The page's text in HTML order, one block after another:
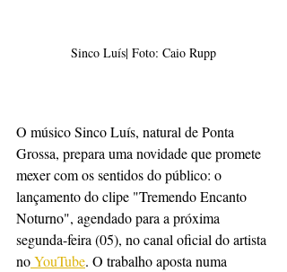
Sinco Luís| Foto: Caio Rupp
O músico Sinco Luís, natural de Ponta
Grossa, prepara uma novidade que promete
mexer com os sentidos do público: o
lançamento do clipe "Tremendo Encanto
Noturno", agendado para a próxima
segunda-feira (05), no canal oficial do artista
no YouTube. O trabalho aposta numa